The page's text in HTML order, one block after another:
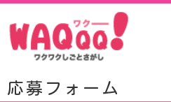
応募フォーム